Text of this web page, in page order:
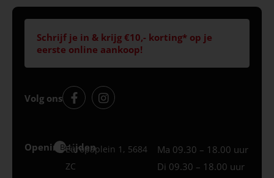
Schrijf je in & krijg €10,- korting* op je
eerste online aankoop!
Volg ons
Openingstijden
Best
Europaplein 1, 5684
ZC
Ma 09.30 – 18.00 uur
Di 09.30 – 18.00 uur